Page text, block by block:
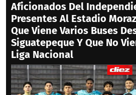
Aficionados Del
Presentes Al Estadio
Que Viene Varios Buses
Siguatepeque Y Que No
Liga Nacional